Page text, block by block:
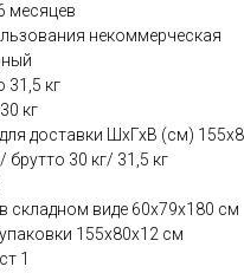
месяцев
некоммерческая
31,5 кг
кг
доставки ШхГхВ (см)
брутто 30 кг/ 31,5 кг
складном виде 60х79х180 см
155х80х12 см
1